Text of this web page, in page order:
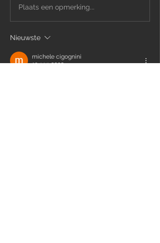
Plaats een opmerking...
Nieuwste
michele cigognini
19 sep 2020